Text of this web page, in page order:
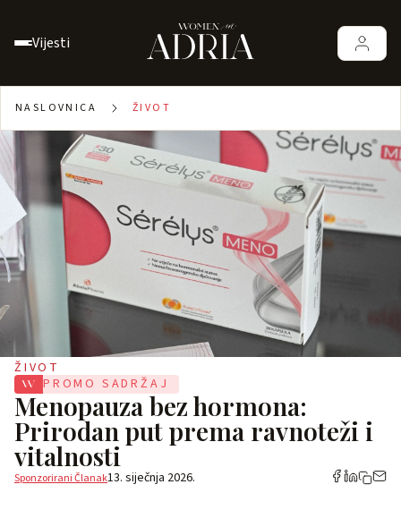
Vijesti
NASLOVNICA ŽIVOT
ŽIVOT
PROMO SADRŽAJ
Menopauza bez hormona:
Prirodan put prema ravnoteži i
vitalnosti
Sponzorirani Članak13. siječnja 2026.